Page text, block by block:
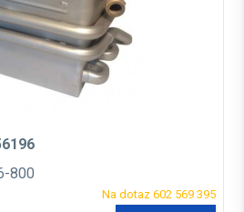
800
Na dotaz 602 569 395